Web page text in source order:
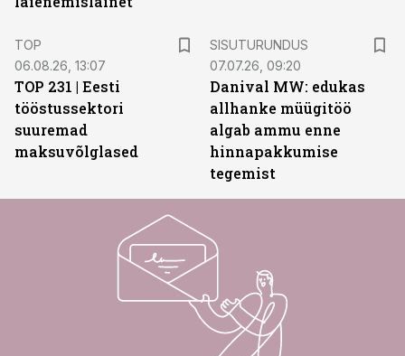
TOP
06.08.26, 13:07
TOP 231 | Eesti
tööstussektori
suuremad
maksuvõlglased
SISUTURUNDUS
07.07.26, 09:20
Danival MW: edukas
allhanke müügitöö
algab ammu enne
hinnapakkumise
tegemist